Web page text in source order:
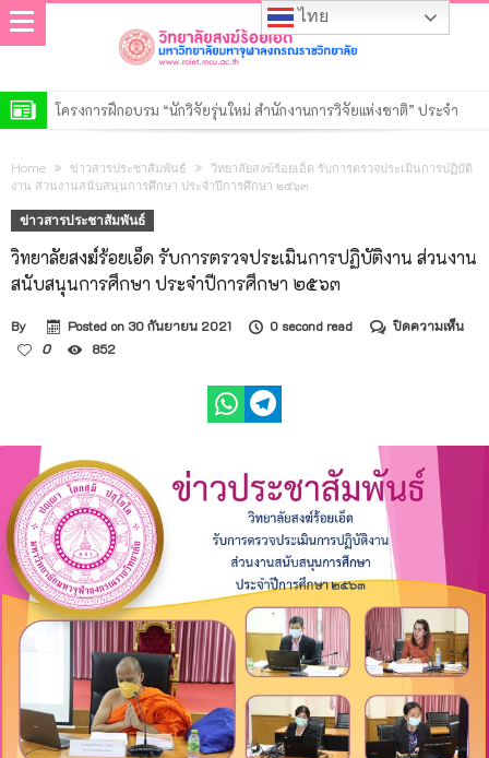
โครงการฝึกอบรม “นักวิจัยรุ่นใหม่ สำนักงานการวิจัยแห่งชาติ” ประจำ
ของสำนักงานตรวจสอบภายใน ประจำปี ๒๕๖๙
ประกาศวิทยาลัยสงฆ์ร้อยเอ็ด มหาวิทยาลัยมหาจุฬาลงกรณราชวิทยาลัย
เรื่อง รายชื่อผู้มีสิทธิ์เข้าศึกษาต่อหลักสูตรรัฐประศาสนศาสตรมหาบัณฑิต
สาขาวิชารัฐประศาสนศาสตร์ รอบที่ ๒ ประจำปีการศึกษา ๒๕๖๙
ประกาศวิทยาลัยสงฆ์ร้อยเอ็ด มหาวิทยาลัยมหาจุฬาลงกรณราชวิทยาลัย
เรื่อง รายชื่อผู้มีสิทธิ์เข้าศึกษาต่อหลักสูตรพุทธศาสตรดุษฎีบัณฑิต สาขา
วิชาพระพุทธศาสนา รอบที่ ๒ ประจำปีการศึกษา ๒๕๖๙
ประกาศวิทยาลัยสงฆ์ร้อยเอ็ด มหาวิทยาลัยมหาจุฬาลงกรณราชวิทยาลัย
เรื่อง รายชื่อผู้มีสิทธิ์เข้าศึกษาต่อหลักสูตรพุทธศาสตรมหาบัณฑิต สาขา
วิชาพระพุทธศาสนา รอบที่ ๒ ประจำปีการศึกษา ๒๕๖๙
ประกาศวิทยาลัยสงฆ์ร้อยเอ็ด มหาวิทยาลัยมหาจุฬาลงกรณราชวิทยาลัย
เรื่อง รายชื่อผู้มีสิทธิ์เข้าศึกษาต่อหลักสูตรครุศาสตรมหาบัณฑิต สาขา
ประกาศวิทยาลัยสงฆ์ร้อยเอ็ด มหาวิทยาลัยมหาจุฬาลงกรณราชวิทยาลัย
เรื่อง รายชื่อผู้มีสิทธิ์เข้าศึกษาต่อหลักสูตรระดับประกาศนียบัตร รอบที่ ๒
ประกาศมหาวิทยาลัยมหาจุฬาลงกรณราชวิทยาลัย เรื่อง ประกาศผู้ชนะ
การเสนอราคา ประกวดราคาจ้างก่อสร้างปรับปรุงอาคารเรียน วิทยาลัย
สงฆ์ร้อยเอ็ด ตำบลนิเวศน์ อำเภอธวัชบุรี จังหวัดร้อยเอ็ด ๑ งาน ด้วยวิธี
ประกวดราคาอิเล็กทรอนิกส์ (e-bidding)
Home ข่าวสารประชาสัมพันธ์
วิทยาลัยสงฆ์ร้อยเอ็ด รับการตรวจประเมินการปฏิบัติ
งาน ส่วนงานสนับสนุนการศึกษา ประจำปีการศึกษา ๒๕๖๓
ข่าวสารประชาสัมพันธ์
วิทยาลัยสงฆ์ร้อยเอ็ด รับการตรวจประเมินการปฏิบัติงาน ส่วนงาน
สนับสนุนการศึกษา ประจำปีการศึกษา ๒๕๖๓
By Posted on 30 กันยายน 2021 0 second read ปิดความเห็นบน
ประ
ศึก
ประ
ปี
การ
ศึก
๒๕
0 852
ไทย